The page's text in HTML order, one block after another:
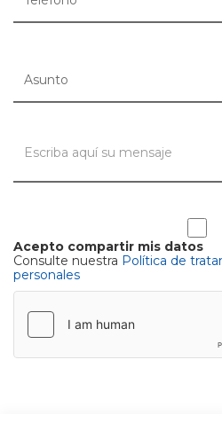
Acepto compartir mis datos
Consulte nuestra Política de
personales